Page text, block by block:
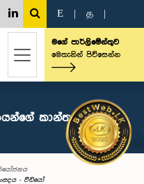
E த
මගේ පාර්ලිමේන්තුව
මෙතැනින් පිවිසෙන්න
කාන්තා සංසදය -
- වීඩියෝ